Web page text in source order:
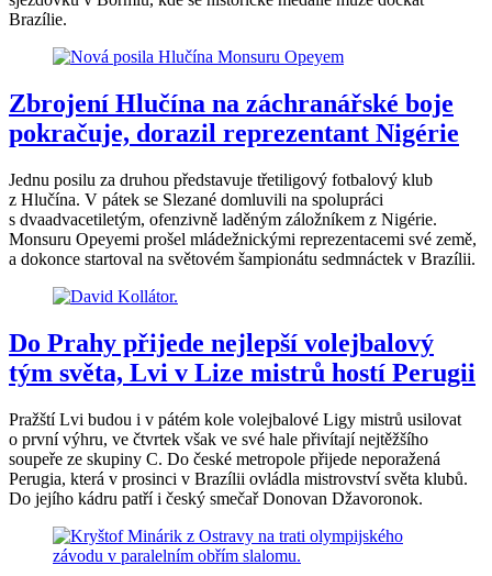
Brazílie.
Zbrojení Hlučína na záchranářské boje
pokračuje, dorazil reprezentant Nigérie
Jednu posilu za druhou představuje třetiligový fotbalový klub
z Hlučína. V pátek se Slezané domluvili na spolupráci
s dvaadvacetiletým, ofenzivně laděným záložníkem z Nigérie.
Monsuru Opeyemi prošel mládežnickými reprezentacemi své země,
a dokonce startoval na světovém šampionátu sedmnáctek v Brazílii.
Do Prahy přijede nejlepší volejbalový
tým světa, Lvi v Lize mistrů hostí Perugii
Pražští Lvi budou i v pátém kole volejbalové Ligy mistrů usilovat
o první výhru, ve čtvrtek však ve své hale přivítají nejtěžšího
soupeře ze skupiny C. Do české metropole přijede neporažená
Perugia, která v prosinci v Brazílii ovládla mistrovství světa klubů.
Do jejího kádru patří i český smečař Donovan Džavoronok.